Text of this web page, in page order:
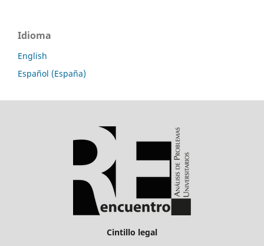
Idioma
English
Español (España)
Cintillo legal